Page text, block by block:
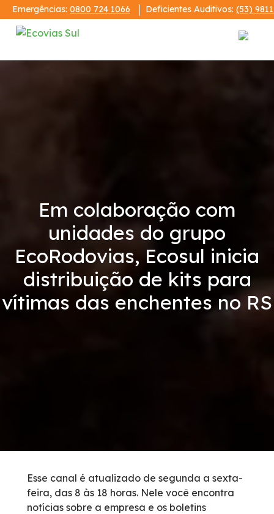
Emergências: 0800 724 1066 Deficientes Auditivos: (53)
Demonstrações Financeiras
Código de Conduta
Condições da Via
Inspeção de Tráfego
Em colaboração com
unidades do grupo
EcoRodovias, Ecosul inicia
distribuição de kits para
vítimas das enchentes no RS
Esse canal é atualizado de segunda a sexta-
feira, das 8 às 18 horas. Nele você encontra
notícias sobre a empresa e os boletins